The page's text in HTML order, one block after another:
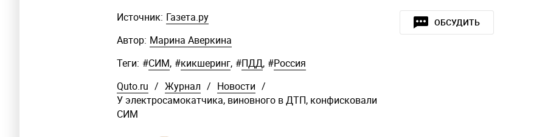
ОБСУДИТЬ
Источник: Газета.ру
Автор: Марина Аверкина
Теги: #СИМ, #кикшеринг, #ПДД, #Россия
Quto.ru / Журнал / Новости /
У электросамокатчика, виновного в ДТП, конфисковали
СИМ